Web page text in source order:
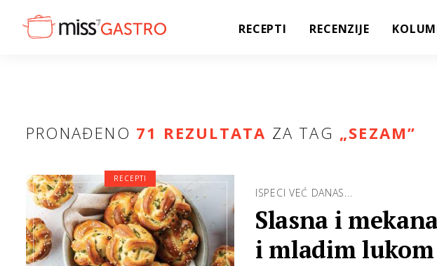
RECEPTI RECENZIJE
PRONAĐENO 71 REZULTATA ZA TAG „SEZAM”
ISPECI VEĆ DANAS...
Slasna i
i mladim lukom
RECEPTI